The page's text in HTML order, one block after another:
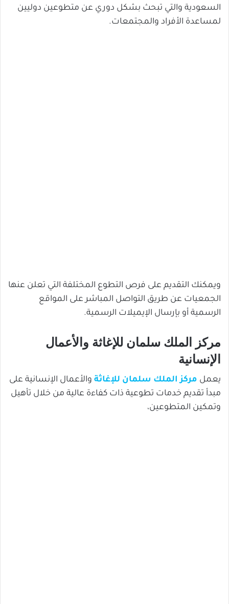
السعودية والتي تبحث بشكل دوري عن متطوعين دوليين
لمساعدة الأفراد والمجتمعات.
ويمكنك التقديم على فرص التطوع المختلفة التي تعلن عنها
الجمعيات عن طريق التواصل المباشر على المواقع
الرسمية أو بإرسال الإيميلات الرسمية.
مركز الملك سلمان للإغاثة والأعمال
الإنسانية
يعمل مركز الملك سلمان للإغاثة والأعمال الإنسانية على
مبدأ تقديم خدمات تطوعية ذات كفاءة عالية من خلال تأهيل
وتمكين المتطوعين،